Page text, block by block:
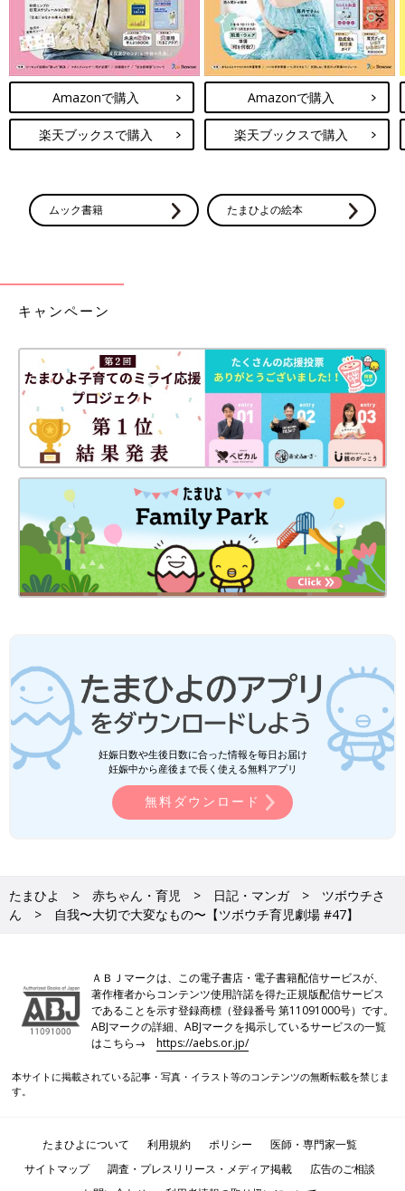
Amazonで購入
楽天ブックスで購入
Amazonで購入
楽天ブックスで購入
ムック書籍 たまひよの絵本
キャンペーン
妊娠日数や生後日数に合った情報を毎日お届け
妊娠中から産後まで長く使える無料アプリ
無料ダウンロード
たまひよ 赤ちゃん・育児 日記・マンガ
ツボウチさ
ん
自我〜大切で大変なもの〜【ツボウチ育児劇場 #47】
ＡＢＪマークは、この電子書店・電子書籍配信サービスが、
著作権者からコンテンツ使用許諾を得た正規版配信サービス
であることを示す登録商標（登録番号 第11091000号）です。
ABJマークの詳細、ABJマークを掲示しているサービスの一覧
はこちら→https://aebs.or.jp/
本サイトに掲載されている記事・写真・イラスト等のコンテンツの無断転載を禁じま
す。
たまひよについて 利用規約 ポリシー
医師・専門家一覧
サイトマップ
調査・プレスリリース・メディア掲載
広告のご相談